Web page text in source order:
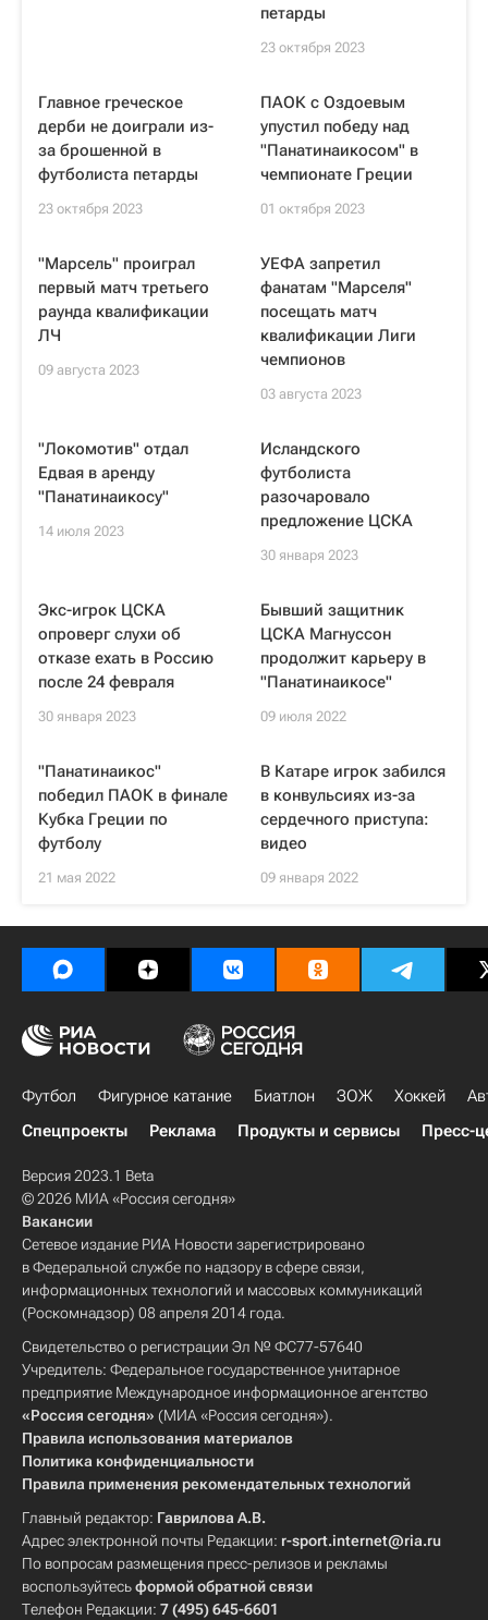
петарды
23 октября 2023
Главное греческое
дерби не доиграли из-
за брошенной в
футболиста петарды
23 октября 2023
ПАОК с Оздоевым
упустил победу над
"Панатинаикосом" в
чемпионате Греции
01 октября 2023
"Марсель" проиграл
первый матч третьего
раунда квалификации
ЛЧ
09 августа 2023
УЕФА запретил
фанатам "Марселя"
посещать матч
квалификации Лиги
чемпионов
03 августа 2023
"Локомотив" отдал
Едвая в аренду
"Панатинаикосу"
14 июля 2023
Исландского
футболиста
разочаровало
предложение ЦСКА
30 января 2023
Экс-игрок ЦСКА
опроверг слухи об
отказе ехать в Россию
после 24 февраля
30 января 2023
Бывший защитник
ЦСКА Магнуссон
продолжит карьеру в
"Панатинаикосе"
09 июля 2022
"Панатинаикос"
победил ПАОК в финале
Кубка Греции по
футболу
21 мая 2022
В Катаре игрок забился
в конвульсиях из-за
сердечного приступа:
видео
09 января 2022
Футбол Фигурное катание Биатлон ЗОЖ Хоккей
Спецпроекты
Реклама Продукты и сервисы Пресс-
Версия 2023.1 Beta
© 2026 МИА «Россия сегодня»
Вакансии
Сетевое издание РИА Новости зарегистрировано
в Федеральной службе по надзору в сфере связи,
информационных технологий и массовых коммуникаций
(Роскомнадзор) 08 апреля 2014 года.
Свидетельство о регистрации Эл № ФС77-57640
Учредитель: Федеральное государственное унитарное
предприятие Международное информационное агентство
«Россия сегодня» (МИА «Россия сегодня»).
Правила использования материалов
Политика конфиденциальности
Правила применения рекомендательных технологий
Главный редактор: Гаврилова А.В.
Адрес электронной почты Редакции: r-sport.internet@ria.ru
По вопросам размещения пресс-релизов и рекламы
воспользуйтесьформой обратной связи
Телефон Редакции: 7 (495) 645-6601